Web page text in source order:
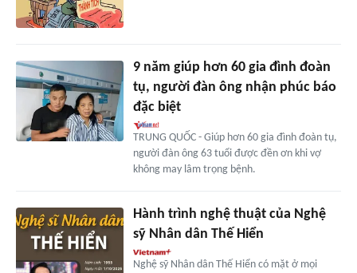
9 năm giúp hơn 60 gia đình đoàn
tụ, người đàn ông nhận phúc báo
đặc biệt
TRUNG QUỐC - Giúp hơn 60 gia đình đoàn tụ,
người đàn ông 63 tuổi được đền ơn khi vợ
không may lâm trọng bệnh.
Hành trình nghệ thuật của Nghệ
sỹ Nhân dân Thế Hiển
Nghệ sỹ Nhân dân Thế Hiển có mặt ở mọi